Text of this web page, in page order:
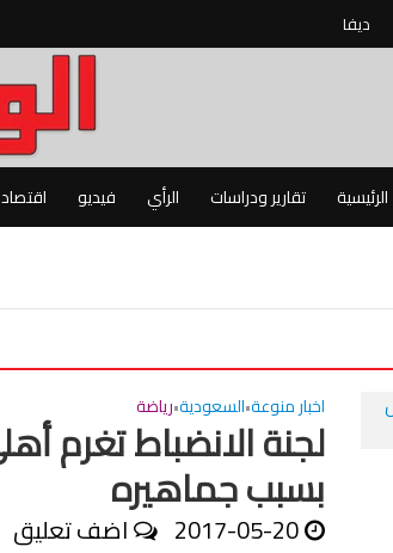
ديفا
الرئيسية تقارير ودراسات الرأي فيديو اقتصاد
اخبار منوعة•السعودية•رياضة
بسبب جماهيره
2017-05-20 اضف تعليق